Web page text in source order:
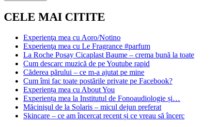
CELE MAI CITITE
Experienţa mea cu Aoro/Notino
Experienţa mea cu Le Fragrance #parfum
La Roche Posay Cicaplast Baume – crema bună la toate
Cum descarc muzică de pe Youtube rapid
Căderea părului – ce m-a ajutat pe mine
Cum îmi fac toate postările private pe Facebook?
Experiența mea cu About You
Experiența mea la Institutul de Fonoaudiologie și…
Măcinişul de la Solaris – micul dejun preferat
Skincare – ce am încercat recent și ce vreau să încerc